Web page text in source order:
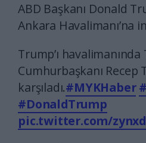
ABD Başkanı Donald
Ankara Havalimanı’na
Trump’ı
Cumhurbaşkanı Recep
karşıladı.#MYKHaber
#DonaldTrump
pic.twitter.com/